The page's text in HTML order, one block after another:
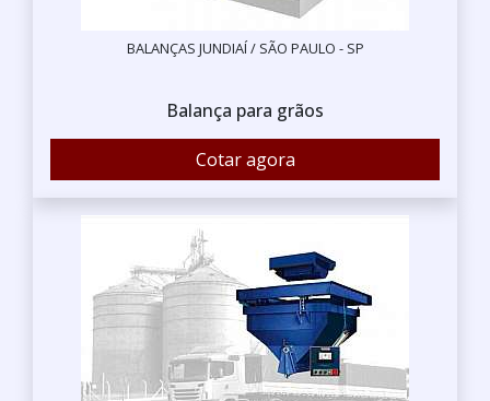
BALANÇAS JUNDIAÍ / SÃO PAULO - SP
Balança para grãos
Cotar agora